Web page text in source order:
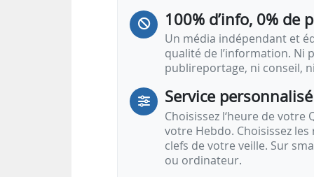
100% d’info, 0% de
Un média indépendant et
qualité de l’information. Ni
publireportage, ni conseil,
Service personnalisé
Choisissez l‘heure de votre
votre Hebdo. Choisissez
clefs de votre veille. Sur
ou ordinateur.